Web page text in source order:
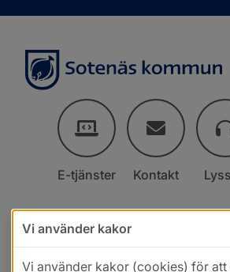
E-tjänster Kontakt
Vi använder kakor
Vi använder kakor (cookies) för